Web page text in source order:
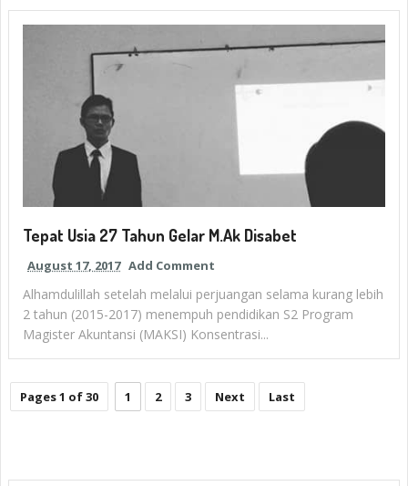
Tepat Usia 27 Tahun Gelar M.Ak Disabet
August 17, 2017 Add Comment
Alhamdulillah setelah melalui perjuangan selama kurang lebih
2 tahun (2015-2017) menempuh pendidikan S2 Program
Magister Akuntansi (MAKSI) Konsentrasi...
Pages 1 of 30 1 2 3 Next Last